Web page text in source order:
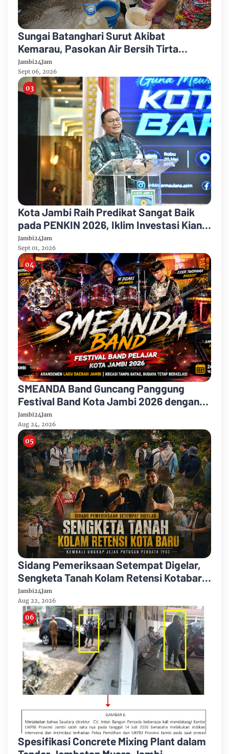
Sungai Batanghari Surut Akibat
Kemarau, Pasokan Air Bersih Tirta
Mayang Jambi Keruh
Jambi24Jam
Sept 06, 2026
Kota Jambi Raih Predikat Sangat Baik
pada PENKIN 2026, Iklim Investasi Kian
Kondusif dan Ekonomi Terus Tumbuh
Jambi24Jam
Sept 01, 2026
SMEANDA Band Guncang Panggung
Festival Band Kota Jambi 2026 dengan
“Negeri Jambi”
Jambi24Jam
Aug 24, 2026
Sidang Pemeriksaan Setempat Digelar,
Sengketa Tanah Kolam Retensi Kotabaru
Kembali Ungkap Jejak Putusan Perdata
1963
Jambi24Jam
Aug 22, 2026
Spesifikasi Concrete Mixing Plant dalam